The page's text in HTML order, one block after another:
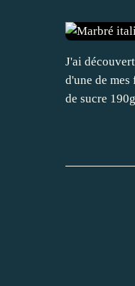
J'ai
d'une de
de sucre